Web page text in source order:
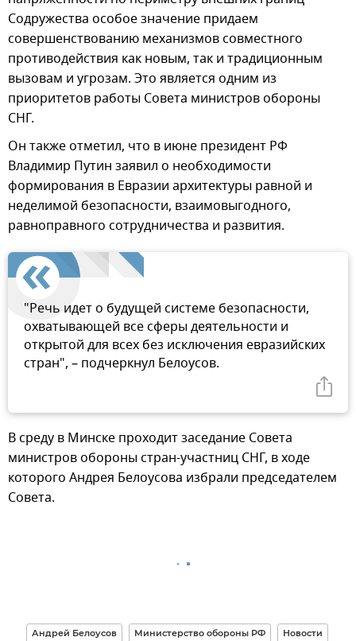
Содружества особое значение придаем
совершенствованию механизмов совместного
противодействия как новым, так и традиционным
вызовам и угрозам. Это является одним из
приоритетов работы Совета министров обороны
СНГ.
Он также отметил, что в июне президент РФ
Владимир Путин заявил о необходимости
формирования в Евразии архитектуры равной и
неделимой безопасности, взаимовыгодного,
равноправного сотрудничества и развития.
"Речь идет о будущей системе безопасности,
охватывающей все сферы деятельности и
открытой для всех без исключения евразийских
стран", – подчеркнул Белоусов.
В среду в Минске проходит заседание Совета
министров обороны стран-участниц СНГ, в ходе
которого Андрея Белоусова избрали председателем
Совета.
Андрей Белоусов Министерство обороны РФ Новости